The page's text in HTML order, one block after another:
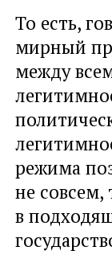
То есть,
мирный
между
режима
не совсем,
в